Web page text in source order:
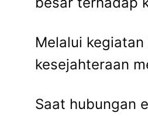
Melalui
kesejahteraan
Saat hubungan